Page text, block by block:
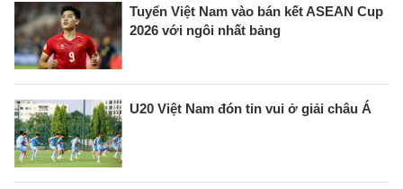
Tuyển Việt Nam vào bán kết ASEAN Cup
2026 với ngôi nhất bảng
U20 Việt Nam đón tin vui ở giải châu Á